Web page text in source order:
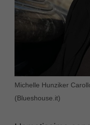
Michelle Hunziker
(Blueshouse.it)